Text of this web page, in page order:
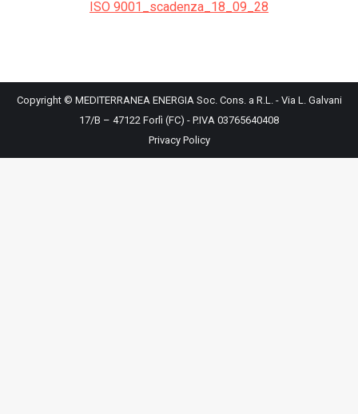
ISO 9001_scadenza_18_09_28
Copyright © MEDITERRANEA ENERGIA Soc. Cons. a R.L. - Via L. Galvani
17/B – 47122 Forlì (FC) - P.IVA 03765640408
Privacy Policy